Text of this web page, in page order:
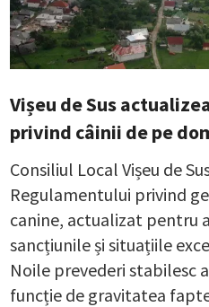
Vișeu de Sus
privind câinii de pe
Consiliul Local Vișeu de
Regulamentului privind
canine, actualizat pentru
sancțiunile și situațiile
Noile prevederi stabilesc
funcție de gravitatea